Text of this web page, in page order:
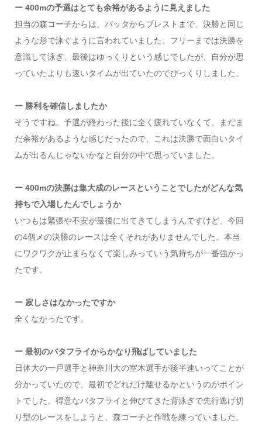
ー 400mの予選はとても余裕があるように見えました
担当の森コーチからは、バッタからブレストまで、決勝と同じ
ような形で泳ぐように言われていました。フリーまでは決勝を
意識して泳ぎ、最後はゆっくりという感じでしたが、自分が思
っていたよりも速いタイムが出ていたのでびっくりしました。
ー 勝利を確信しましたか
そうですね。予選が終わった後に全く疲れていなくて、まだま
だ余裕があるような感じだったので、これは決勝で面白いタイ
ムが出るんじゃないかなと自分の中で思っていました。
ー 400mの決勝は集大成のレースということでしたがどんな気
持ちで入場したんでしょうか
いつもは緊張や不安が最後に出てきてしまうんですけど、今回
の4個メの決勝のレースは全くそれがありませんでした。本当
にワクワクが止まらなくて楽しみっていう気持ちが一番強かっ
たです。
ー 寂しさはなかったですか
全くなかったです。
ー 最初のバタフライからかなり飛ばしていました
日体大の一戸選手と神奈川大の室木選手が後半速いってことが
分かっていたので、最初でどれだけ離せるかというのがポイン
トでした。得意なバタフライと伸びてきた背泳ぎで先行逃げ切
り型のレースをしようと、森コーチと作戦を練っていました。